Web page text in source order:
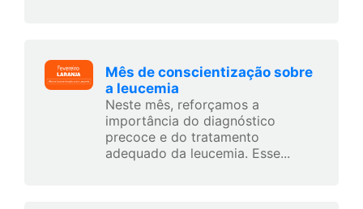
Mês de conscientização sobre
a leucemia
Neste mês, reforçamos a
importância do diagnóstico
precoce e do tratamento
adequado da leucemia. Esse...